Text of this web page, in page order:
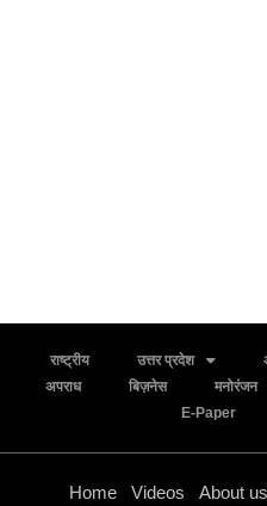
राष्ट्रीय उत्तर प्रदेश
अपराध
बिज़नेस मनोरंजन
E-Paper
Home Videos About us